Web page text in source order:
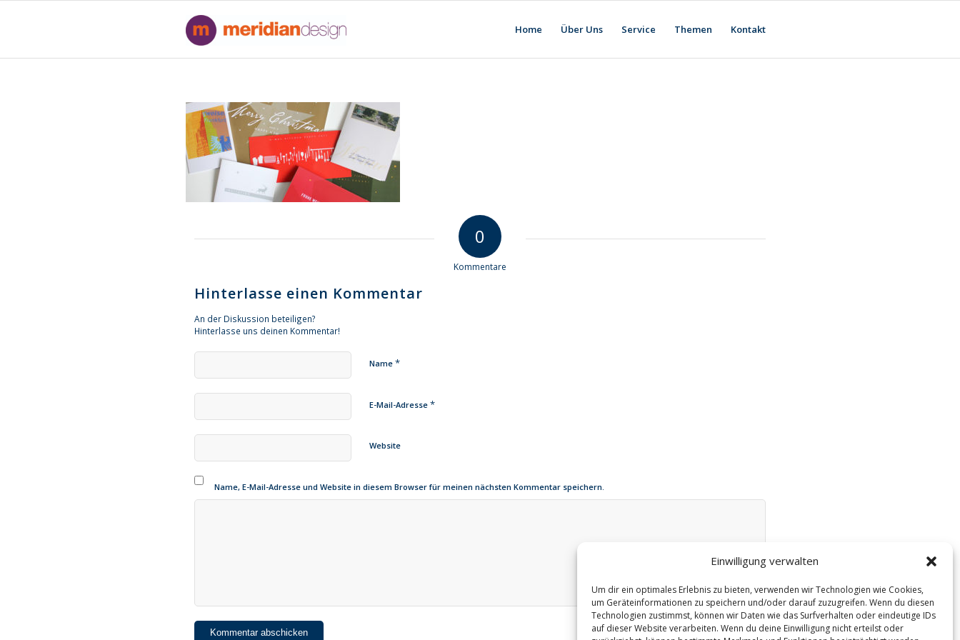
Einwilligung verwalten
Um dir ein optimales Erlebnis zu bieten, verwenden wir Technologien wie Cookies,
um Geräteinformationen zu speichern und/oder darauf zuzugreifen. Wenn du diesen
Technologien zustimmst, können wir Daten wie das Surfverhalten oder eindeutige IDs
auf dieser Website verarbeiten. Wenn du deine Einwilligung nicht erteilst oder
Home Über Uns Service Themen Kontakt
0
Kommentare
Hinterlasse einen Kommentar
An der Diskussion beteiligen?
Hinterlasse uns deinen Kommentar!
Name *
E-Mail-Adresse *
Website
Name, E-Mail-Adresse und Website in diesem Browser für meinen nächsten Kommentar speichern.